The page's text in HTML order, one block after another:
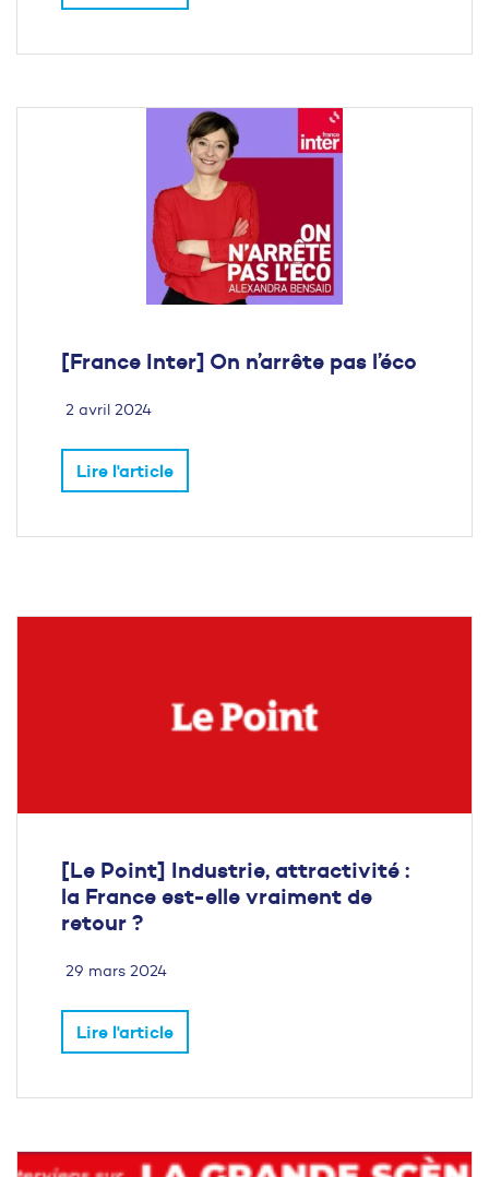
[France Inter] On n’arrête pas l’éco
2 avril 2024
Lire l'article
[Le Point] Industrie, attractivité :
la France est-elle vraiment de
retour ?
29 mars 2024
Lire l'article